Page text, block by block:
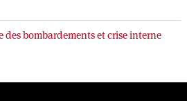
des bombardements et crise interne